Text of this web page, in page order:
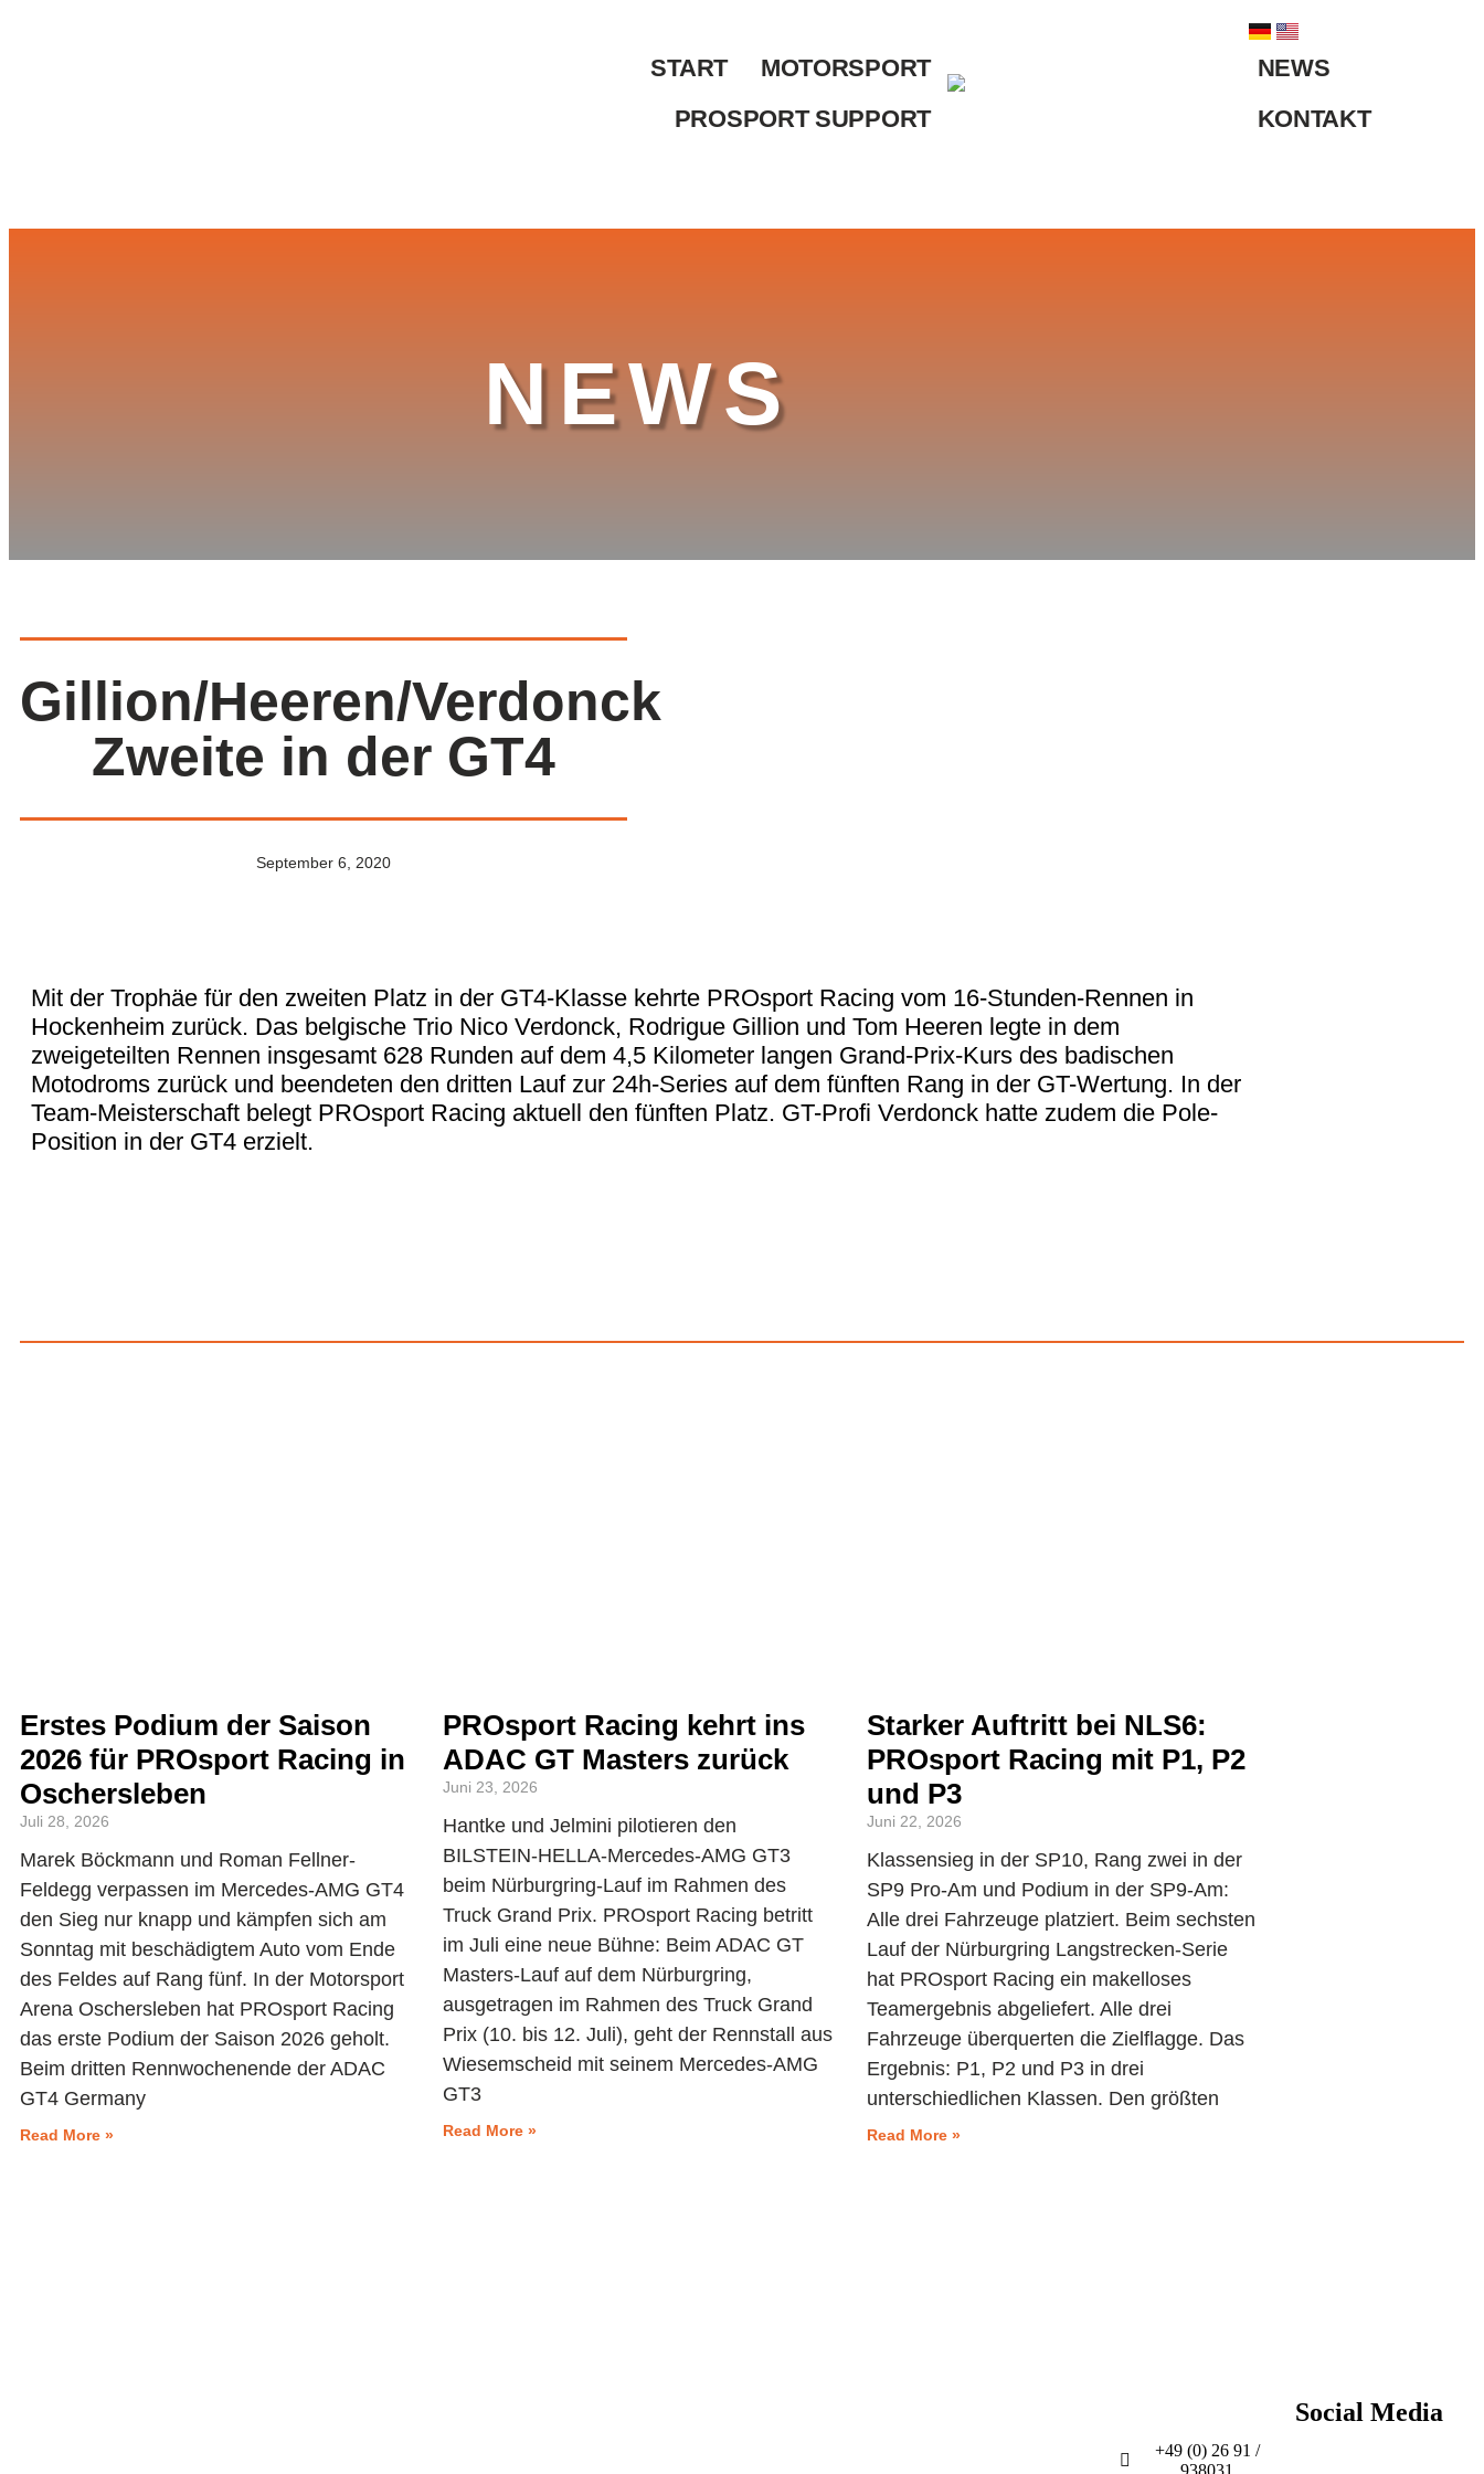
START
MOTORSPORT
PROSPORT SUPPORT
NEWS
KONTAKT
NEWS
Gillion/Heeren/Verdonck
Zweite in der GT4
September 6, 2020
Mit der Trophäe für den zweiten Platz in der GT4-Klasse kehrte PROsport Racing vom 16-Stunden-Rennen in
Hockenheim zurück. Das belgische Trio Nico Verdonck, Rodrigue Gillion und Tom Heeren legte in dem
zweigeteilten Rennen insgesamt 628 Runden auf dem 4,5 Kilometer langen Grand-Prix-Kurs des badischen
Motodroms zurück und beendeten den dritten Lauf zur 24h-Series auf dem fünften Rang in der GT-Wertung. In der
Team-Meisterschaft belegt PROsport Racing aktuell den fünften Platz. GT-Profi Verdonck hatte zudem die Pole-
Position in der GT4 erzielt.
Erstes Podium der Saison
2026 für PROsport Racing in
Oschersleben
Juli 28, 2026
Marek Böckmann und Roman Fellner-
Feldegg verpassen im Mercedes-AMG GT4
den Sieg nur knapp und kämpfen sich am
Sonntag mit beschädigtem Auto vom Ende
des Feldes auf Rang fünf. In der Motorsport
Arena Oschersleben hat PROsport Racing
das erste Podium der Saison 2026 geholt.
Beim dritten Rennwochenende der ADAC
GT4 Germany
Read More »
PROsport Racing kehrt ins
ADAC GT Masters zurück
Juni 23, 2026
Hantke und Jelmini pilotieren den
BILSTEIN-HELLA-Mercedes-AMG GT3
beim Nürburgring-Lauf im Rahmen des
Truck Grand Prix. PROsport Racing betritt
im Juli eine neue Bühne: Beim ADAC GT
Masters-Lauf auf dem Nürburgring,
ausgetragen im Rahmen des Truck Grand
Prix (10. bis 12. Juli), geht der Rennstall aus
Wiesemscheid mit seinem Mercedes-AMG
GT3
Read More »
Starker Auftritt bei NLS6:
PROsport Racing mit P1, P2
und P3
Juni 22, 2026
Klassensieg in der SP10, Rang zwei in der
SP9 Pro-Am und Podium in der SP9-Am:
Alle drei Fahrzeuge platziert. Beim sechsten
Lauf der Nürburgring Langstrecken-Serie
hat PROsport Racing ein makelloses
Teamergebnis abgeliefert. Alle drei
Fahrzeuge überquerten die Zielflagge. Das
Ergebnis: P1, P2 und P3 in drei
unterschiedlichen Klassen. Den größten
Read More »
+49 (0) 26 91 /
Social Media